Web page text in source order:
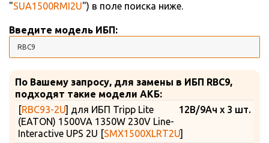
"SUA1500RMI2U") в поле поиска ниже.
Введите модель ИБП:
По Вашему запросу, для замены в ИБП RBC9,
подходят такие модели АКБ:
12В/9Ач x 3 шт.
[RBC93-2U] для ИБП Tripp Lite
(EATON) 1500VA 1350W 230V Line-
Interactive UPS 2U [SMX1500XLRT2U]